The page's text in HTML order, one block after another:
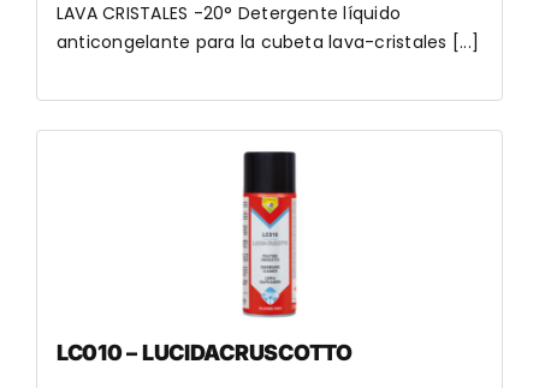
LAVA CRISTALES -20° Detergente líquido
anticongelante para la cubeta lava-cristales [...]
LC010 – LUCIDACRUSCOTTO